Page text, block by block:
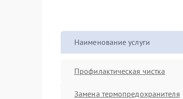
Наименование услуги
Профилактическая чистка
Замена термопредохранителя